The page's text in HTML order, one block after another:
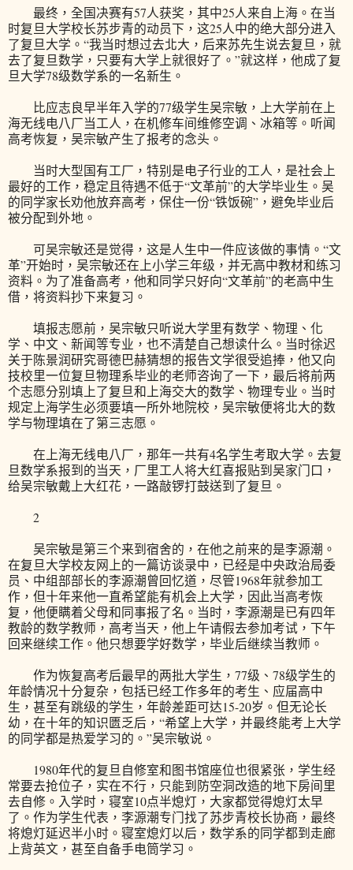
最终，全国决赛有57人获奖，其中25人来自上海。在当
时复旦大学校长苏步青的动员下，这25人中的绝大部分进入
了复旦大学。“我当时想过去北大，后来苏先生说去复旦，就
去了复旦数学，只要有大学上就很好了。”就这样，他成了复
旦大学78级数学系的一名新生。
比应志良早半年入学的77级学生吴宗敏，上大学前在上
海无线电八厂当工人，在机修车间维修空调、冰箱等。听闻
高考恢复，吴宗敏产生了报考的念头。
当时大型国有工厂，特别是电子行业的工人，是社会上
最好的工作，稳定且待遇不低于“文革前”的大学毕业生。吴
的同学家长劝他放弃高考，保住一份“铁饭碗”，避免毕业后
被分配到外地。
可吴宗敏还是觉得，这是人生中一件应该做的事情。“文
革”开始时，吴宗敏还在上小学三年级，并无高中教材和练习
资料。为了准备高考，他和同学只好向“文革前”的老高中生
借，将资料抄下来复习。
填报志愿前，吴宗敏只听说大学里有数学、物理、化
学、中文、新闻等专业，也不清楚自己想读什么。当时徐迟
关于陈景润研究哥德巴赫猜想的报告文学很受追捧，他又向
技校里一位复旦物理系毕业的老师咨询了一下，最后将前两
个志愿分别填上了复旦和上海交大的数学、物理专业。当时
规定上海学生必须要填一所外地院校，吴宗敏便将北大的数
学与物理填在了第三志愿。
在上海无线电八厂，那年一共有4名学生考取大学。去复
旦数学系报到的当天，厂里工人将大红喜报贴到吴家门口，
给吴宗敏戴上大红花，一路敲锣打鼓送到了复旦。
2
吴宗敏是第三个来到宿舍的，在他之前来的是李源潮。
在复旦大学校友网上的一篇访谈录中，已经是中央政治局委
员、中组部部长的李源潮曾回忆道，尽管1968年就参加工
作，但十年来他一直希望能有机会上大学，因此当高考恢
复，他便瞒着父母和同事报了名。当时，李源潮是已有四年
教龄的数学教师，高考当天，他上午请假去参加考试，下午
回来继续工作。他只想要学好数学，毕业后继续当教师。
作为恢复高考后最早的两批大学生，77级、78级学生的
年龄情况十分复杂，包括已经工作多年的考生、应届高中
生，甚至有跳级的学生，年龄差距可达15-20岁。但无论长
幼，在十年的知识匮乏后，“希望上大学，并最终能考上大学
的同学都是热爱学习的。”吴宗敏说。
1980年代的复旦自修室和图书馆座位也很紧张，学生经
常要去抢位子，实在不行，只能到防空洞改造的地下房间里
去自修。入学时，寝室10点半熄灯，大家都觉得熄灯太早
了。作为学生代表，李源潮专门找了苏步青校长协商，最终
将熄灯延迟半小时。寝室熄灯以后，数学系的同学都到走廊
上背英文，甚至自备手电筒学习。